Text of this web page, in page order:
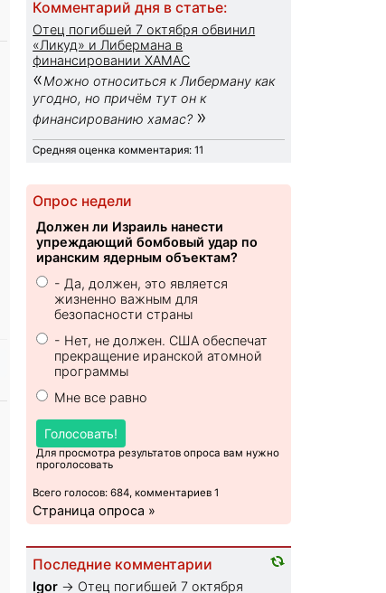
Комментарий дня в статье:
Отец погибшей 7 октября обвинил
«Ликуд» и Либермана в
финансировании ХАМАС
«Можно относиться к Либерману как
угодно, но причём тут он к
финансированию хамас? »
Средняя оценка комментария: 11
Опрос недели
Должен ли Израиль нанести
упреждающий бомбовый удар по
иранским ядерным объектам?
- Да, должен, это является
жизненно важным для
безопасности страны
- Нет, не должен. США обеспечат
прекращение иранской атомной
программы
Мне все равно
Голосовать!
Для просмотра результатов опроса вам нужно
проголосовать
Всего голосов: 684, комментариев 1
Страница опроса »
Последние комментарии
Igor → Отец погибшей 7 октября